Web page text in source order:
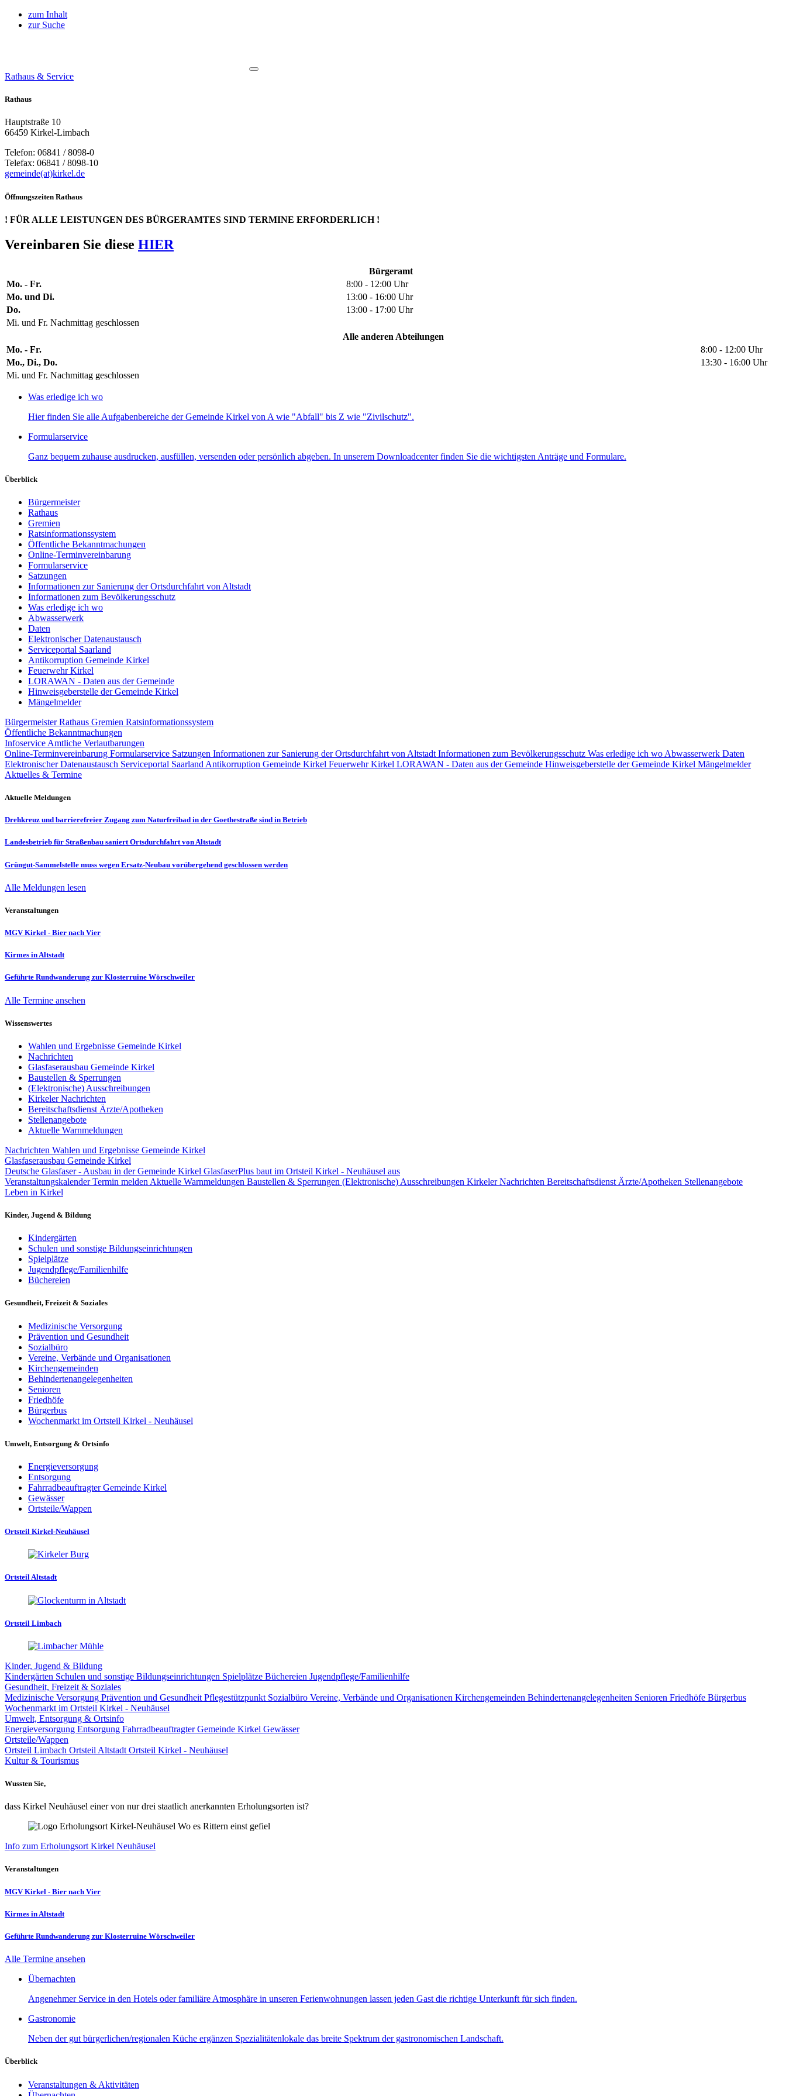
zum Inhalt
zur Suche
Rathaus & Service
Rathaus
Hauptstraße 10
66459 Kirkel-Limbach
Telefon: 06841 / 8098-0
Telefax: 06841 / 8098-10
gemeinde(at)kirkel.de
Öffnungszeiten Rathaus
! FÜR ALLE LEISTUNGEN DES BÜRGERAMTES SIND TERMINE ERFORDERLICH !
Vereinbaren Sie diese HIER
Bürgeramt
Mo. - Fr.
8:00 - 12:00 Uhr
Mo. und Di.
13:00 - 16:00 Uhr
Do.
13:00 - 17:00 Uhr
Mi. und Fr. Nachmittag geschlossen
Alle anderen Abteilungen
Mo. - Fr.
8:00 - 12:00 Uhr
Mo., Di., Do.
13:30 - 16:00 Uhr
Mi. und Fr. Nachmittag geschlossen
Was erledige ich wo
Hier finden Sie alle Aufgabenbereiche der Gemeinde Kirkel von A wie "Abfall" bis Z wie "Zivilschutz".
Formularservice
Ganz bequem zuhause ausdrucken, ausfüllen, versenden oder persönlich abgeben. In unserem Downloadcenter finden Sie die wichtigsten Anträge und Formulare.
Überblick
Bürgermeister
Rathaus
Gremien
Ratsinformationssystem
Öffentliche Bekanntmachungen
Online-Terminvereinbarung
Formularservice
Satzungen
Informationen zur Sanierung der Ortsdurchfahrt von Altstadt
Informationen zum Bevölkerungsschutz
Was erledige ich wo
Abwasserwerk
Daten
Elektronischer Datenaustausch
Serviceportal Saarland
Antikorruption Gemeinde Kirkel
Feuerwehr Kirkel
LORAWAN - Daten aus der Gemeinde
Hinweisgeberstelle der Gemeinde Kirkel
Mängelmelder
BürgermeisterRathaus Gremien Ratsinformationssystem
Öffentliche Bekanntmachungen
Infoservice Amtliche Verlautbarungen
Online-Terminvereinbarung Formularservice Satzungen Informationen zur Sanierung der Ortsdurchfahrt von Altstadt Informationen zum Bevölkerungsschutz Was erledige ich wo Abwasserwerk Daten
Elektronischer Datenaustausch Serviceportal Saarland Antikorruption Gemeinde Kirkel Feuerwehr Kirkel LORAWAN - Daten aus der Gemeinde Hinweisgeberstelle der Gemeinde Kirkel Mängelmelder
Aktuelles & Termine
Aktuelle Meldungen
Drehkreuz und barrierefreier Zugang zum Naturfreibad in der Goethestraße sind in Betrieb
Landesbetrieb für Straßenbau saniert Ortsdurchfahrt von Altstadt
Grüngut-Sammelstelle muss wegen Ersatz-Neubau vorübergehend geschlossen werden
Alle Meldungen lesen
Veranstaltungen
MGV Kirkel - Bier nach Vier
Kirmes in Altstadt
Geführte Rundwanderung zur Klosterruine Wörschweiler
Alle Termine ansehen
Wissenswertes
Wahlen und Ergebnisse Gemeinde Kirkel
Nachrichten
Glasfaserausbau Gemeinde Kirkel
Baustellen & Sperrungen
(Elektronische) Ausschreibungen
Kirkeler Nachrichten
Bereitschaftsdienst Ärzte/Apotheken
Stellenangebote
Aktuelle Warnmeldungen
Nachrichten Wahlen und Ergebnisse Gemeinde Kirkel
Glasfaserausbau Gemeinde Kirkel
Deutsche Glasfaser - Ausbau in der Gemeinde Kirkel GlasfaserPlus baut im Ortsteil Kirkel - Neuhäusel aus
VeranstaltungskalenderTermin melden Aktuelle Warnmeldungen Baustellen & Sperrungen (Elektronische) Ausschreibungen Kirkeler Nachrichten Bereitschaftsdienst Ärzte/Apotheken Stellenangebote
Leben in Kirkel
Kinder, Jugend & Bildung
Kindergärten
Schulen und sonstige Bildungseinrichtungen
Spielplätze
Jugendpflege/Familienhilfe
Büchereien
Gesundheit, Freizeit & Soziales
Medizinische Versorgung
Prävention und Gesundheit
Sozialbüro
Vereine, Verbände und Organisationen
Kirchengemeinden
Behindertenangelegenheiten
Senioren
Friedhöfe
Bürgerbus
Wochenmarkt im Ortsteil Kirkel - Neuhäusel
Umwelt, Entsorgung & Ortsinfo
Energieversorgung
Entsorgung
Fahrradbeauftragter Gemeinde Kirkel
Gewässer
Ortsteile/Wappen
Ortsteil Kirkel-Neuhäusel
Ortsteil Altstadt
Ortsteil Limbach
Kinder, Jugend & Bildung
Kindergärten Schulen und sonstige Bildungseinrichtungen Spielplätze Büchereien Jugendpflege/Familienhilfe
Gesundheit, Freizeit & Soziales
Medizinische Versorgung Prävention und Gesundheit Pflegestützpunkt Sozialbüro Vereine, Verbände und Organisationen Kirchengemeinden Behindertenangelegenheiten Senioren Friedhöfe Bürgerbus
Wochenmarkt im Ortsteil Kirkel - Neuhäusel
Umwelt, Entsorgung & Ortsinfo
Energieversorgung Entsorgung Fahrradbeauftragter Gemeinde Kirkel Gewässer
Ortsteile/Wappen
Ortsteil Limbach Ortsteil Altstadt Ortsteil Kirkel - Neuhäusel
Kultur & Tourismus
Wussten Sie,
dass Kirkel Neuhäusel einer von nur drei staatlich anerkannten Erholungsorten ist?
Info zum Erholungsort Kirkel Neuhäusel
Veranstaltungen
MGV Kirkel - Bier nach Vier
Kirmes in Altstadt
Geführte Rundwanderung zur Klosterruine Wörschweiler
Alle Termine ansehen
Übernachten
Angenehmer Service in den Hotels oder familiäre Atmosphäre in unseren Ferienwohnungen lassen jeden Gast die richtige Unterkunft für sich finden.
Gastronomie
Neben der gut bürgerlichen/regionalen Küche ergänzen Spezialitätenlokale das breite Spektrum der gastronomischen Landschaft.
Überblick
Veranstaltungen & Aktivitäten